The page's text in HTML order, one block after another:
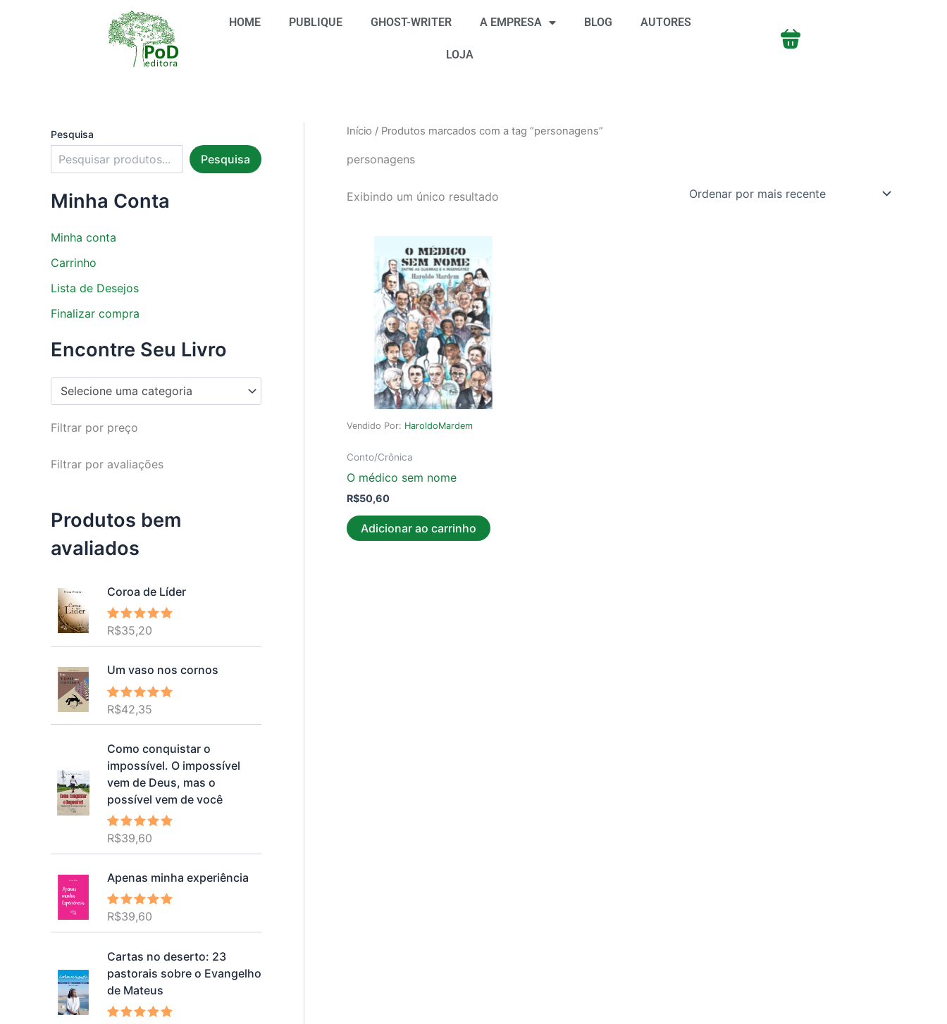
HOME PUBLIQUE GHOST-WRITER A EMPRESA BLOG AUTORES
LOJA
Pesquisa
Pesquisa
Minha Conta
Minha conta
Carrinho
Lista de Desejos
Finalizar compra
Encontre Seu Livro
Selecione uma categoria
Filtrar por preço
Filtrar por avaliações
Produtos bem
avaliados
Coroa de Líder
Avaliação
R$35,20
Um vaso nos cornos
Avaliação
de 5
R$42,35
Como conquistar o
impossível. O impossível
vem de Deus, mas o
possível vem de você
Avaliação
R$39,60
Apenas minha experiência
Avaliação
R$39,60
Cartas no deserto: 23
pastorais sobre o Evangelho
de Mateus
u
m
c
g
o
r
a
Início / Produtos marcados com a tag “personagens”
personagens
Exibindo um único resultado
Vendido Por: HaroldoMardem
Conto/Crônica
O médico sem nome
R$50,60
Adicionar ao carrinho